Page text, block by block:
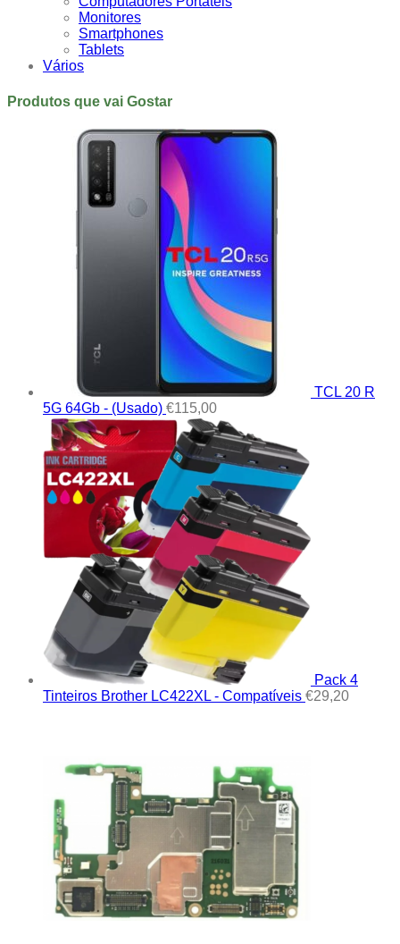
Monitores
Smartphones
Tablets
Vários
Produtos que vai Gostar
TCL 20 R
5G 64Gb - (Usado) €115,00
Pack 4
Tinteiros Brother LC422XL - Compatíveis €29,20